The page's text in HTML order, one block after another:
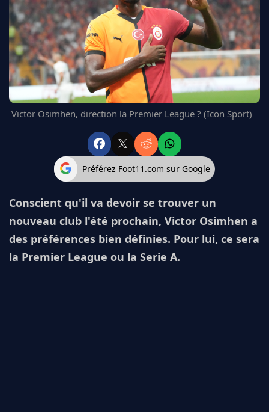
LIGUE 1
REAL MADRID
FC BARCELONE
MANCHESTER UNITED
CHELSEA
ARSENAL
L'AVIS DE LA RÉDAC'
Victor Osimhen, direction la Premier League ? (Icon Sport)
Préférez Foot11.com sur Google
Conscient qu'il va devoir se trouver un
nouveau club l'été prochain, Victor Osimhen a
des préférences bien définies. Pour lui, ce sera
la Premier League ou la Serie A.